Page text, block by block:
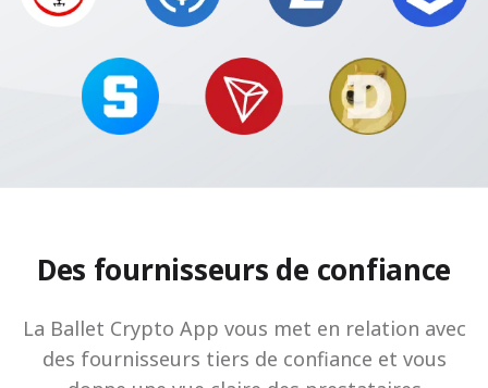
Des fournisseurs de confiance
La Ballet Crypto App vous met en relation avec
des fournisseurs tiers de confiance et vous